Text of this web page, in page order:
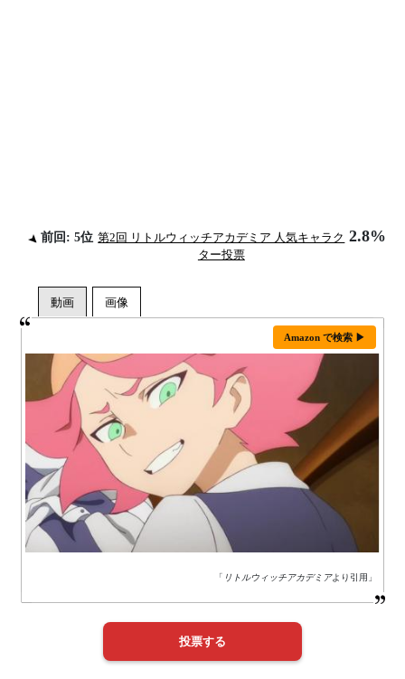
前回: 5位 第2回 リトルウィッチアカデミア 人気キャラク
ター投票
2.8%
Amazon で検索 ▶
「 リトルウィッチアカデミアより引用」